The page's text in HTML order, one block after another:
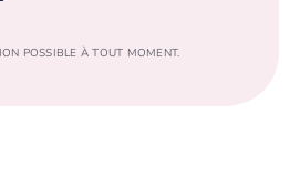
POSSIBLE À TOUT MOMENT.